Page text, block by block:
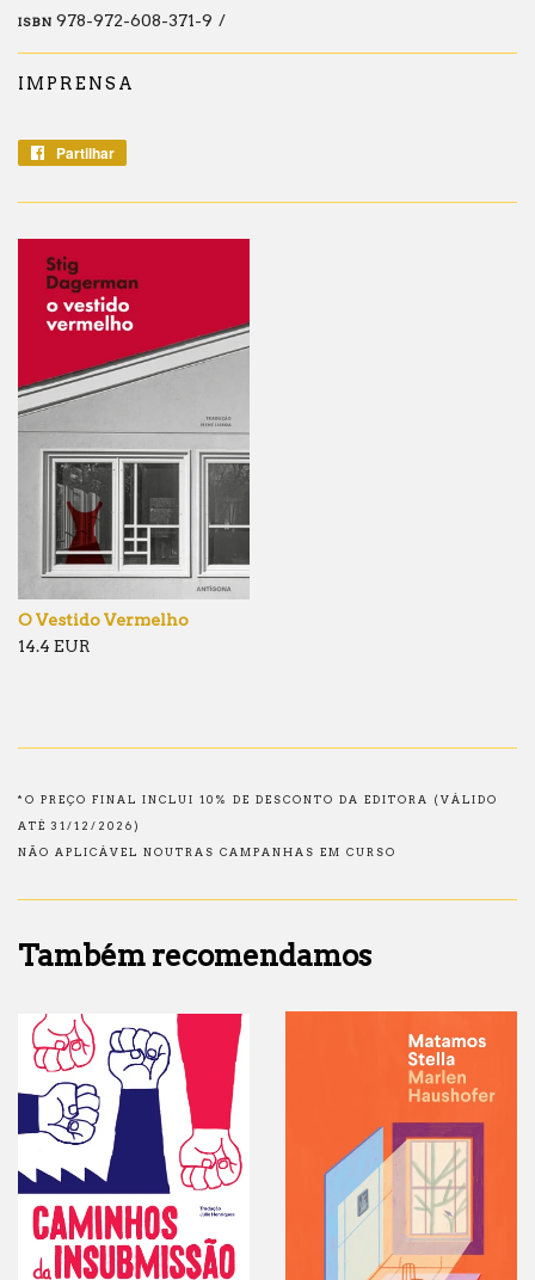
ISBN 978-972-608-371-9
IMPRENSA
Partilhar
Facebook
O Vestido Vermelho
14.4 EUR
*O PREÇO FINAL INCLUI 10% DE DESCONTO DA EDITORA (VÁLIDO
ATÉ 31/12/2026)
NÃO APLICÁVEL NOUTRAS CAMPANHAS EM CURSO
Também recomendamos